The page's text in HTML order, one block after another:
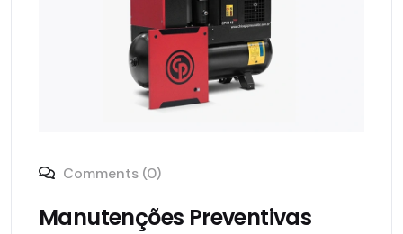
Comments (0)
Manutenções Preventivas